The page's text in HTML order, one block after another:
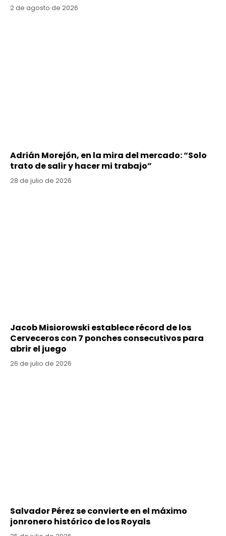
2 de agosto de 2026
Adrián Morejón, en la mira del mercado: “Solo
trato de salir y hacer mi trabajo”
28 de julio de 2026
Jacob Misiorowski establece récord de los
Cerveceros con 7 ponches consecutivos para
abrir el juego
26 de julio de 2026
Salvador Pérez se convierte en el máximo
jonronero histórico de los Royals